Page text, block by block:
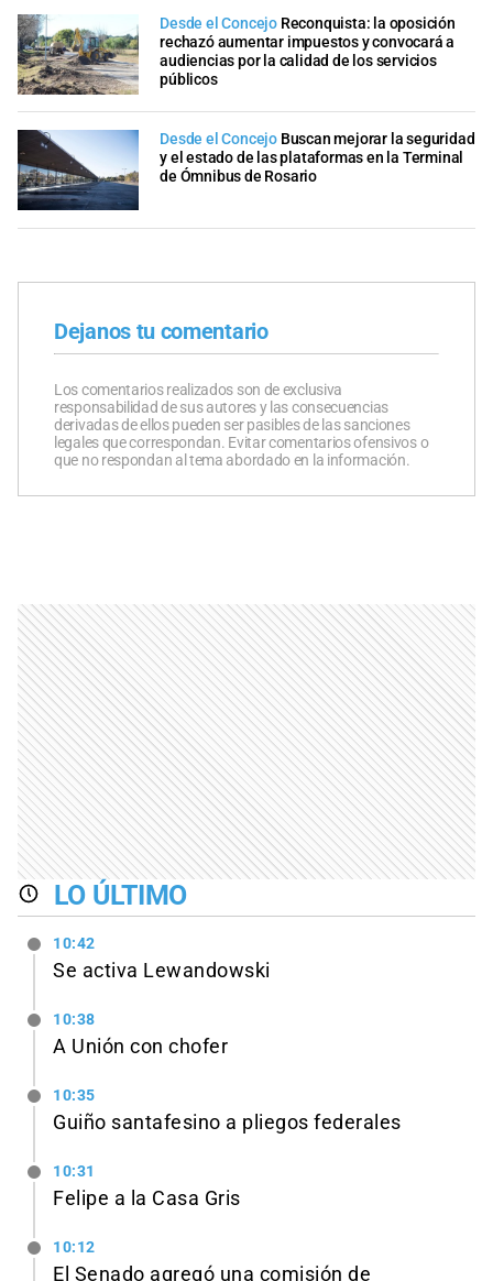
Desde el Concejo Reconquista: la oposición
rechazó aumentar impuestos y convocará a
audiencias por la calidad de los servicios
públicos
Desde el Concejo Buscan mejorar la seguridad
y el estado de las plataformas en la Terminal
de Ómnibus de Rosario
Dejanos tu comentario
Los comentarios realizados son de exclusiva
responsabilidad de sus autores y las consecuencias
derivadas de ellos pueden ser pasibles de las sanciones
legales que correspondan. Evitar comentarios ofensivos o
que no respondan al tema abordado en la información.
LO ÚLTIMO
10:42
Se activa Lewandowski
10:38
A Unión con chofer
10:35
Guiño santafesino a pliegos federales
10:31
Felipe a la Casa Gris
10:12
El Senado agregó una comisión de